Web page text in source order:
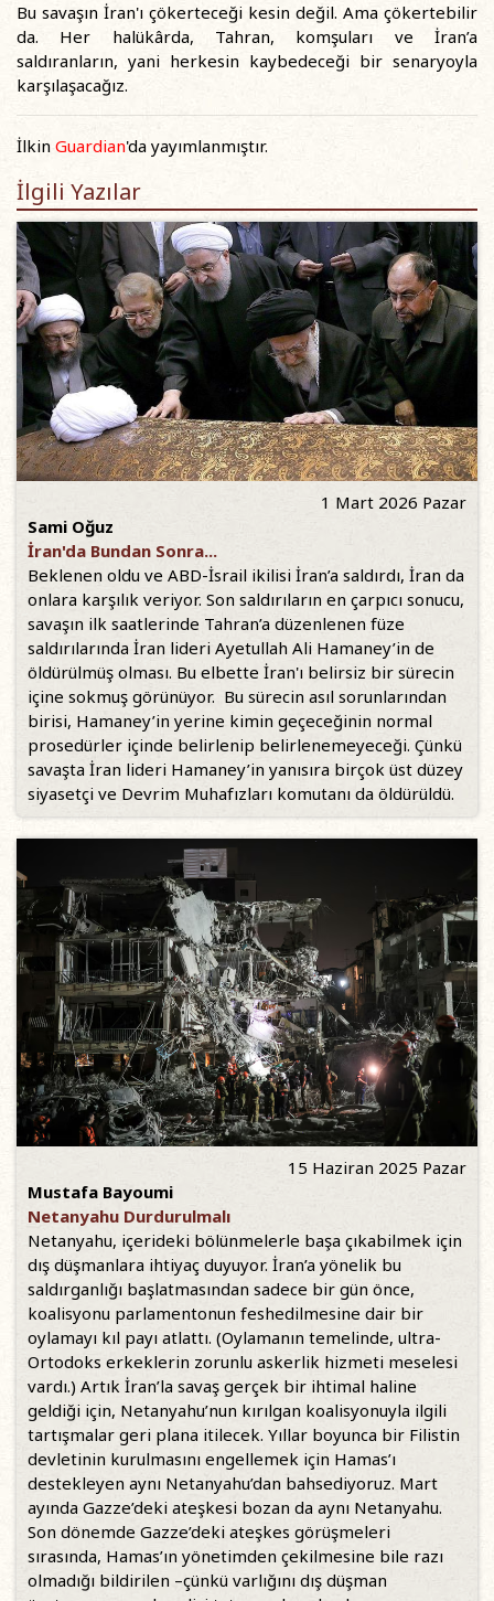
Bu savaşın İran'ı çökerteceği kesin değil. Ama çökertebilir
da. Her halükârda, Tahran, komşuları ve İran’a
saldıranların, yani herkesin kaybedeceği bir senaryoyla
karşılaşacağız.
İlkin Guardian'da yayımlanmıştır.
İlgili Yazılar
1 Mart 2026 Pazar
Sami Oğuz
İran'da Bundan Sonra...
Beklenen oldu ve ABD-İsrail ikilisi İran’a saldırdı, İran da
onlara karşılık veriyor. Son saldırıların en çarpıcı sonucu,
savaşın ilk saatlerinde Tahran’a düzenlenen füze
saldırılarında İran lideri Ayetullah Ali Hamaney’in de
öldürülmüş olması. Bu elbette İran'ı belirsiz bir sürecin
içine sokmuş görünüyor. Bu sürecin asıl sorunlarından
birisi, Hamaney’in yerine kimin geçeceğinin normal
prosedürler içinde belirlenip belirlenemeyeceği. Çünkü
savaşta İran lideri Hamaney’in yanısıra birçok üst düzey
siyasetçi ve Devrim Muhafızları komutanı da öldürüldü.
15 Haziran 2025 Pazar
Mustafa Bayoumi
Netanyahu Durdurulmalı
Netanyahu, içerideki bölünmelerle başa çıkabilmek için
dış düşmanlara ihtiyaç duyuyor. İran’a yönelik bu
saldırganlığı başlatmasından sadece bir gün önce,
koalisyonu parlamentonun feshedilmesine dair bir
oylamayı kıl payı atlattı. (Oylamanın temelinde, ultra-
Ortodoks erkeklerin zorunlu askerlik hizmeti meselesi
vardı.) Artık İran’la savaş gerçek bir ihtimal haline
geldiği için, Netanyahu’nun kırılgan koalisyonuyla ilgili
tartışmalar geri plana itilecek. Yıllar boyunca bir Filistin
devletinin kurulmasını engellemek için Hamas’ı
destekleyen aynı Netanyahu’dan bahsediyoruz. Mart
ayında Gazze’deki ateşkesi bozan da aynı Netanyahu.
Son dönemde Gazze’deki ateşkes görüşmeleri
sırasında, Hamas’ın yönetimden çekilmesine bile razı
olmadığı bildirilen –çünkü varlığını dış düşman